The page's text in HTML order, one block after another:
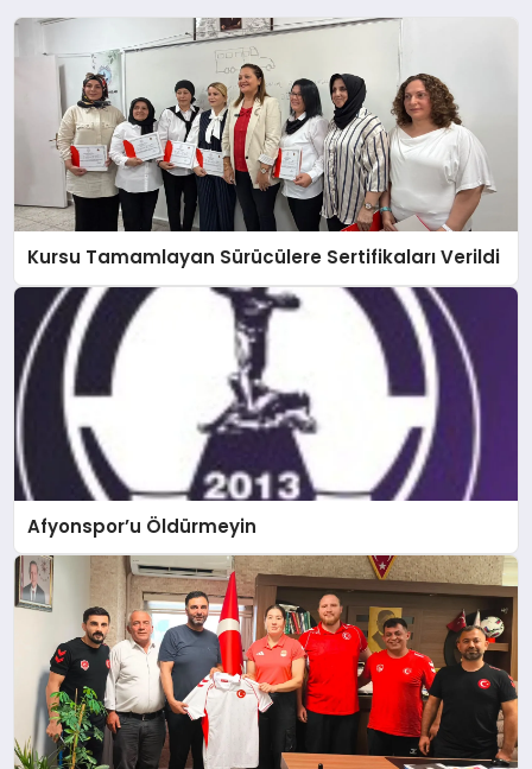
Kursu Tamamlayan Sürücülere Sertifikaları Verildi
Afyonspor’u Öldürmeyin